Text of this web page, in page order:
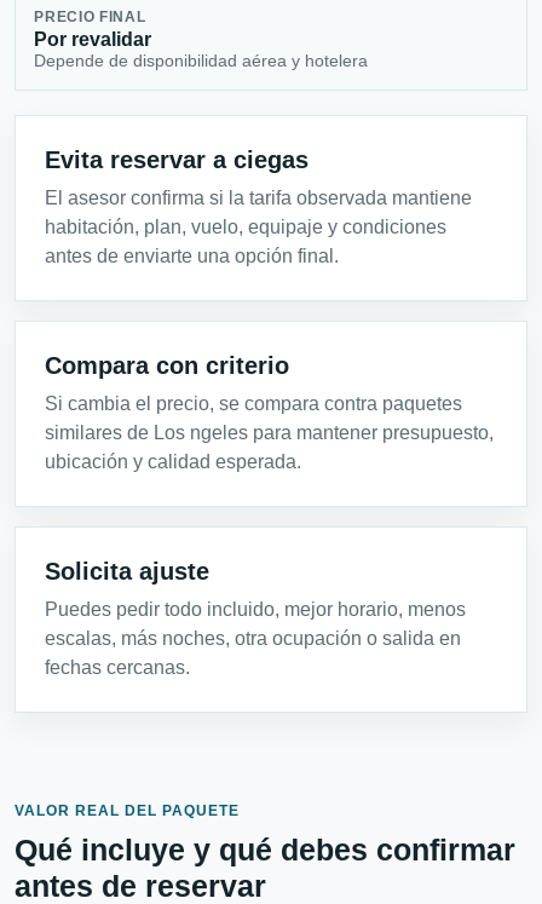
PRECIO FINAL
Por revalidar
Depende de disponibilidad aérea y hotelera
Evita reservar a ciegas
El asesor confirma si la tarifa observada mantiene
habitación, plan, vuelo, equipaje y condiciones
antes de enviarte una opción final.
Compara con criterio
Si cambia el precio, se compara contra paquetes
similares de Los ngeles para mantener presupuesto,
ubicación y calidad esperada.
Solicita ajuste
Puedes pedir todo incluido, mejor horario, menos
escalas, más noches, otra ocupación o salida en
fechas cercanas.
VALOR REAL DEL PAQUETE
Qué incluye y qué debes confirmar
antes de reservar